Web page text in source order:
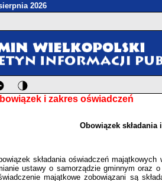
2026
i zakres oświadczeń
Obowiązek
składania oświadczeń
ustawy o samorządzie gminnym oraz
majątkowe zobowiązani są